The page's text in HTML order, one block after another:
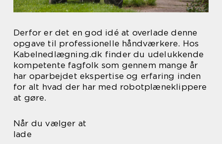
Derfor er det en god idé at overlade denne
opgave til professionelle håndværkere. Hos
Kabelnedlægning.dk finder du udelukkende
kompetente fagfolk som gennem mange år
har oparbejdet ekspertise og erfaring inden
for alt hvad der har med robotplæneklippere
at gøre.
Når du vælger at
lade